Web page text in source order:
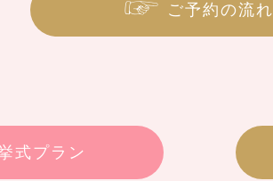
ご予約の流れ
式プラン